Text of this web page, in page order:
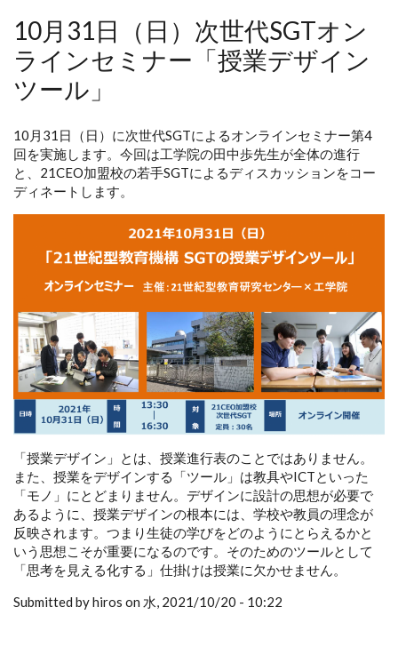
10月31日（日）次世代SGTオン
ラインセミナー「授業デザイン
ツール」
10月31日（日）に次世代SGTによるオンラインセミナー第4
回を実施します。今回は工学院の田中歩先生が全体の進行
と、21CEO加盟校の若手SGTによるディスカッションをコー
ディネートします。
「授業デザイン」とは、授業進行表のことではありません。
また、授業をデザインする「ツール」は教具やICTといった
「モノ」にとどまりません。デザインに設計の思想が必要で
あるように、授業デザインの根本には、学校や教員の理念が
反映されます。つまり生徒の学びをどのようにとらえるかと
いう思想こそが重要になるのです。そのためのツールとして
「思考を見える化する」仕掛けは授業に欠かせません。
Submitted by hiros on 水, 2021/10/20 - 10:22